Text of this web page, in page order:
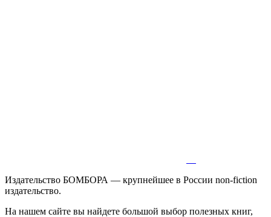
Издательство БОМБОРА — крупнейшее в России non-fiction
издательство.
На нашем сайте вы найдете большой выбор полезных книг,